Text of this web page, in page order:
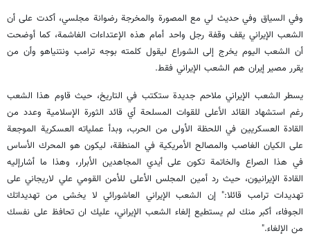
وفي السياق وفي حديث لي مع المصورة والمخرجة رضوانة مجلسي، أكدت على أن
الشعب الإيراني يقف وقفة رجل واحد أمام هذه الإعتداءات الغاشمة، كما أوضحت
أن الشعب اليوم يخرج إلى الشوراع ليقول كلمته بوجه ترامب ونتنياهو وأن من
يقرر مصير إيران هم الشعب الإيراني فقط.
يسطر الشعب الإيراني ملاحم جديدة ستكتب في التاريخ، حيث قاوم هذا الشعب
رغم استشهاد القائد الأعلى للقوات المسلحة أي قائد الثورة الإسلامية وعدد من
القادة العسكريين في اللحظة الأولى من الحرب، وبدأ عملياته العسكرية الموجعة
على الكيان الغاصب والمصالح الأمريكية في المنطقة، ليكون هو المحرك الأساس
في هذا الصراع والخاتمة تكون على أيدي المجاهدين الأبرار، وهذا ما أشارإليه
القادة الإيرانيون، حيث رد أمين المجلس الأعلى للأمن القومي علي لاريجاني على
تهديدات ترامب قائلا:" إن الشعب الإيراني العاشورائي لا يخشى من تهديداتك
الجوفاء، أكبر منك لم يستطيع إلغاء الشعب الإيراني، عليك ان تحافظ على نفسك
من الإلغاء."